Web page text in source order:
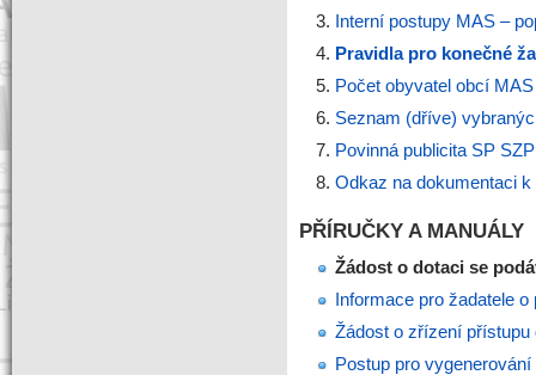
Interní postupy MAS –
Pravidla pro konečné
Počet obyvatel obcí
Seznam (dříve)
Povinná publicita SP
Odkaz na dokumentaci
PŘÍRUČKY A MANUÁLY
Žádost o dotaci se
Informace pro žadatele
Žádost o zřízení přístupu
Postup pro